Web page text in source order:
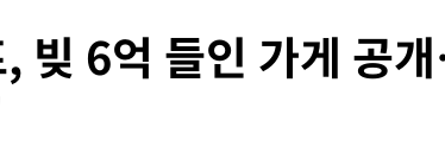
대 7경기 들여다보니…한국 축구 '5승 2무'
포인트(0.36%) 내린 798.81마감
선 약보합…0.60% 내린 6258.77에 마쳐
, 빚 6억 들인 가게 공